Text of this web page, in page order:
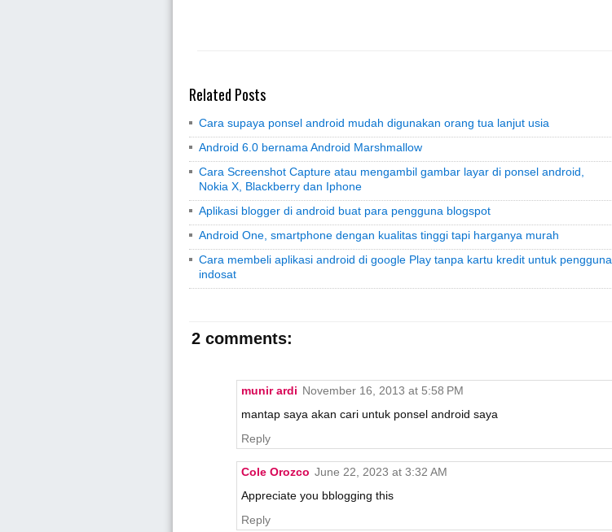
Related Posts
Cara supaya ponsel android mudah digunakan orang tua lanjut usia
Android 6.0 bernama Android Marshmallow
Cara Screenshot Capture atau mengambil gambar layar di ponsel android,
Nokia X, Blackberry dan Iphone
Aplikasi blogger di android buat para pengguna blogspot
Android One, smartphone dengan kualitas tinggi tapi harganya murah
Cara membeli aplikasi android di google Play tanpa kartu kredit untuk pengguna
indosat
2 comments:
munir ardi November 16, 2013 at 5:58 PM
mantap saya akan cari untuk ponsel android saya
Reply
Cole Orozco June 22, 2023 at 3:32 AM
Appreciate you bblogging this
Reply